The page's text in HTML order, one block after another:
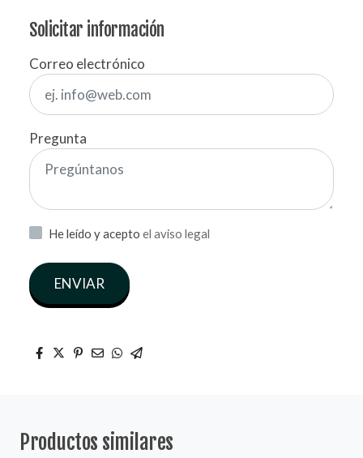
Solicitar información
Correo electrónico
Pregunta
He leído y acepto el aviso legal
ENVIAR
Productos similares